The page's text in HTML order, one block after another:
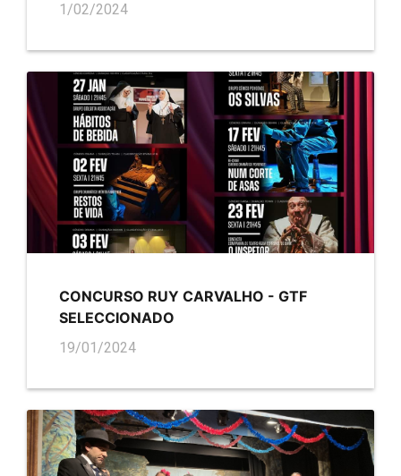
1/02/2024
CONCURSO RUY CARVALHO - GTF
SELECCIONADO
19/01/2024